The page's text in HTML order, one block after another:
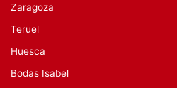
Zaragoza
Teruel
Huesca
Bodas Isabel